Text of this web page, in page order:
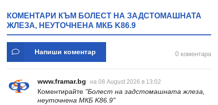
КОМЕНТАРИ КЪМ БОЛЕСТ НА ЗАДСТОМАШНАТА
ЖЛЕЗА, НЕУТОЧНЕНА МКБ K86.9
Напиши коментар 0 коментара
www.framar.bg на 08 August 2026 в 13:02
Коментирайте "Болест на задстомашната жлеза,
неуточнена МКБ K86.9"